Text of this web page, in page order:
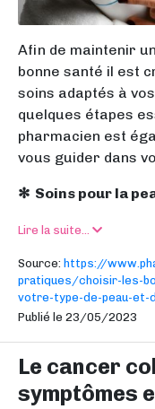
Afin de maintenir
bonne santé il est
soins adaptés à
quelques étapes
pharmacien est
vous guider dans
✻ Soins pour la
Lire la suite...
Source: https://
pratiques/choisir-les-
votre-type-de-peau-et-
Publié le 23/05/2023
Le cancer
symptômes